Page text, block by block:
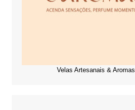
Velas Artesanais & Aromas